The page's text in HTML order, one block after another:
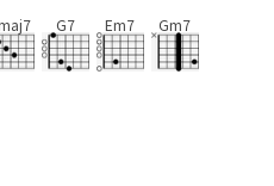
G7 Em7 Gm7